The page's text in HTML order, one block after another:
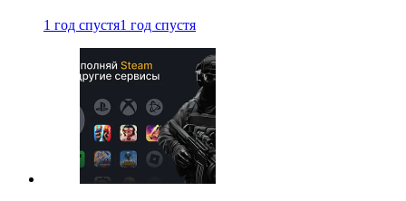
1 год спустя1 год спустя